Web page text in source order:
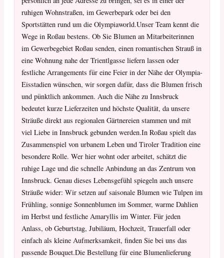
ruhigen Wohnstraßen, im Gewerbepark oder bei den
Sportstätten rund um die Olympiaworld.Unser Team kennt die
Wege in Roßau bestens. Ob Sie Blumen an Mitarbeiterinnen
im Gewerbegebiet Roßau senden, einen romantischen Strauß in
eine Wohnung nahe der Trientlgasse liefern lassen oder
festliche Arrangements für eine Feier in der Nähe der Olympia-
Eisstadien wünschen, wir sorgen dafür, dass die Blumen frisch
und pünktlich ankommen. Auch die Nähe zu Innsbruck
bedeutet kurze Lieferzeiten und höchste Qualität, da unsere
Sträuße direkt aus regionalen Gärtnereien stammen und mit
viel Liebe in Innsbruck gebunden werden.In Roßau spielt das
Zusammenspiel von urbanem Leben und Tiroler Tradition eine
besondere Rolle. Wer hier wohnt oder arbeitet, schätzt die
ruhige Lage und die schnelle Anbindung an das Zentrum von
Innsbruck. Genau dieses Lebensgefühl spiegeln auch unsere
Sträuße wider: Wir setzen auf saisonale Blumen wie Tulpen im
Frühling, sonnige Sonnenblumen im Sommer, warme Dahlien
im Herbst und festliche Amaryllis im Winter. Für jeden
Anlass, ob Geburtstag, Jubiläum, Hochzeit, Trauerfall oder
einfach als kleine Aufmerksamkeit, finden Sie bei uns das
passende Bouquet.Die Bestellung für eine Blumenlieferung